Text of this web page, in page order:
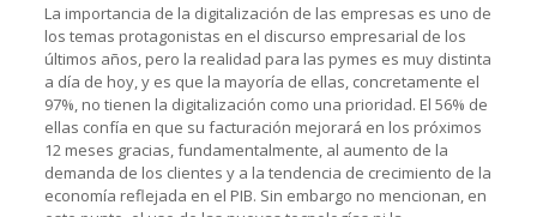
La importancia de la digitalización de las empresas es uno de
los temas protagonistas en el discurso empresarial de los
últimos años, pero la realidad para las pymes es muy distinta
a día de hoy, y es que la mayoría de ellas, concretamente el
97%, no tienen la digitalización como una prioridad. El 56% de
ellas confía en que su facturación mejorará en los próximos
12 meses gracias, fundamentalmente, al aumento de la
demanda de los clientes y a la tendencia de crecimiento de la
economía reflejada en el PIB. Sin embargo no mencionan, en